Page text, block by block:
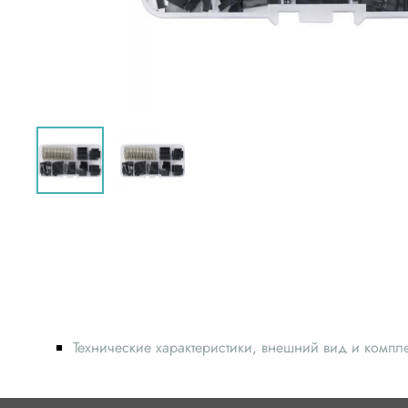
Технические характеристики, внешний вид и